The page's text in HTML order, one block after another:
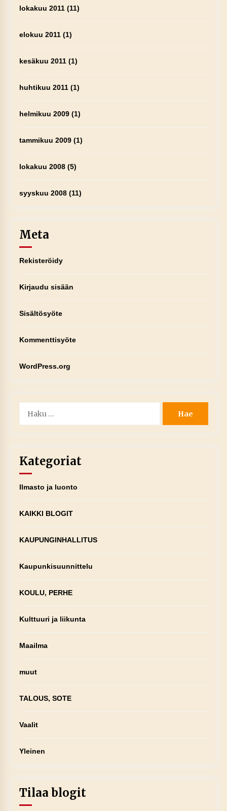
lokakuu 2011(11)
elokuu 2011(1)
kesäkuu 2011(1)
huhtikuu 2011(1)
helmikuu 2009(1)
tammikuu 2009(1)
lokakuu 2008(5)
syyskuu 2008(11)
Meta
Rekisteröidy
Kirjaudu sisään
Sisältösyöte
Kommenttisyöte
WordPress.org
Kategoriat
Ilmasto ja luonto
KAIKKI BLOGIT
KAUPUNGINHALLITUS
Kaupunkisuunnittelu
KOULU, PERHE
Kulttuuri ja liikunta
Maailma
muut
TALOUS, SOTE
Vaalit
Yleinen
Tilaa blogit